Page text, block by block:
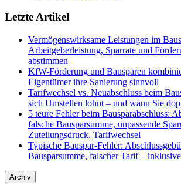
Letzte Artikel
Vermögenswirksame Leistungen im
Arbeitgeberleistung, Sparrate und
abstimmen
KfW-Förderung und Bausparen
Eigentümer ihre Sanierung sinnvoll
Tarifwechsel vs. Neuabschluss beim
sich Umstellen lohnt – und wann Sie
5 teure Fehler beim Bausparabschluss:
falsche Bausparsumme, unpassende
Zuteilungsdruck, Tarifwechsel
Typische Bauspar-Fehler:
Bausparsumme, falscher Tarif –
Archiv